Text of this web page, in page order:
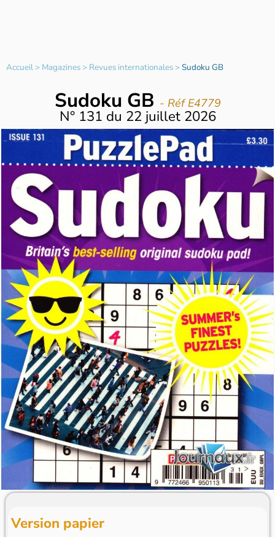
Accueil> Magazines> Revues internationales>Sudoku GB
Sudoku GB - Réf E4779
N° 131 du 22 juillet 2026
Version papier